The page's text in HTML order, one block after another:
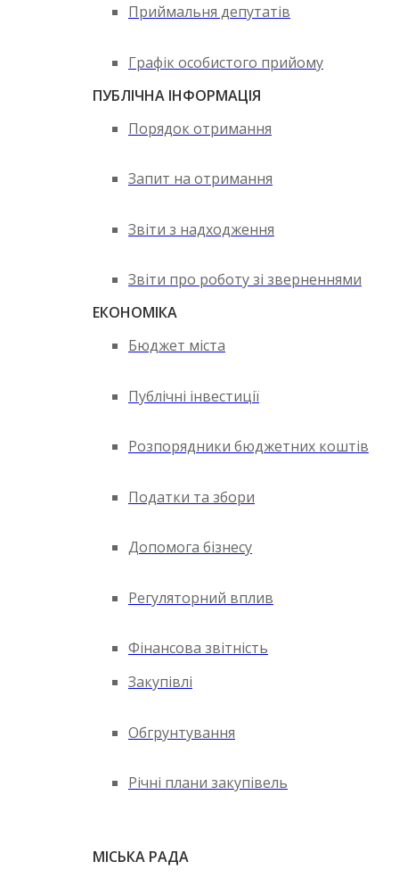
Приймальня депутатів
Графік особистого прийому
ПУБЛІЧНА ІНФОРМАЦІЯ
Порядок отримання
Запит на отримання
Звіти з надходження
Звіти про роботу зі зверненнями
ЕКОНОМІКА
Бюджет міста
Публічні інвестиції
Розпорядники бюджетних коштів
Податки та збори
Допомога бізнесу
Регуляторний вплив
Фінансова звітність
Закупівлі
Обгрунтування
Річні плани закупівель
МІСЬКА РАДА